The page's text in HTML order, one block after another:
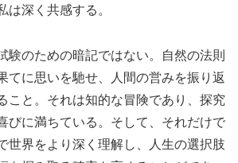
は深く共感する。
験のための暗記ではない。自然の法則
てに思いを馳せ、人間の営みを振り返
こと。それは知的な冒険であり、探究
びに満ちている。そして、それだけで
世界をより深く理解し、人生の選択肢